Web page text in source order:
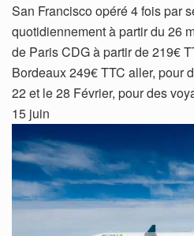
San Francisco opéré 4 fois par
quotidiennement à partir du 26
de Paris CDG à partir de 219€
Bordeaux 249€ TTC aller, pour
22 et le 28 Février, pour des
15 juin